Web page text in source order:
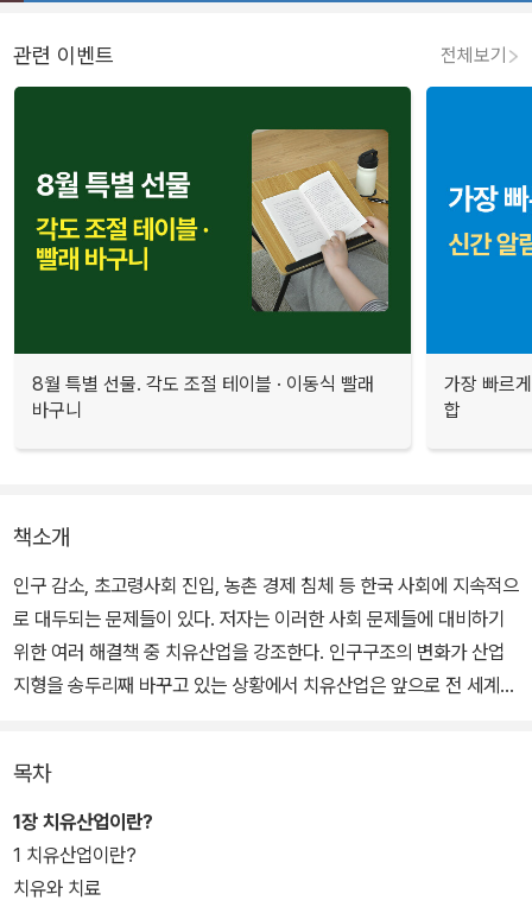
관련 이벤트 전체보기
8월 특별 선물. 각도 조절 테이블 · 이동식 빨래
바구니
가장 빠르
합
책소개
인구 감소, 초고령사회 진입, 농촌 경제 침체 등 한국 사회에 지속적으
로 대두되는 문제들이 있다. 저자는 이러한 사회 문제들에 대비하기
위한 여러 해결책 중 치유산업을 강조한다. 인구구조의 변화가 산업
지형을 송두리째 바꾸고 있는 상황에서 치유산업은 앞으로 전 세계적
신산업 분야를 살펴보고자 한다.
1장에서는 치유산업에 대한 정의와 개념에 대해 알아본다. 2장에서는
세계적 트렌드인 치유관광(웰니스관광), 3장에서는 치유음식, 4장에
목차
1장 치유산업이란?
1 치유산업이란?
치유와 치료